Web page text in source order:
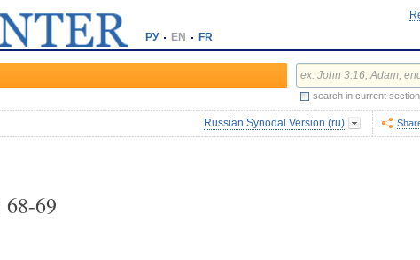
РУ EN FR
search in current
Russian Synodal Version (ru)
68-69